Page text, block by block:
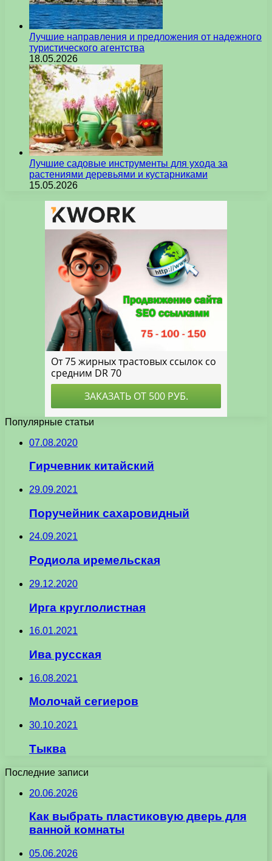
Лучшие направления и предложения от надежного
туристического агентства
18.05.2026
Лучшие садовые инструменты для ухода за
растениями деревьями и кустарниками
15.05.2026
Популярные статьи
07.08.2020
Гирчевник китайский
29.09.2021
Поручейник сахаровидный
24.09.2021
Родиола иремельская
29.12.2020
Ирга круглолистная
16.01.2021
Ива русская
16.08.2021
Молочай сегиеров
30.10.2021
Тыква
Последние записи
20.06.2026
Как выбрать пластиковую дверь для
ванной комнаты
05.06.2026